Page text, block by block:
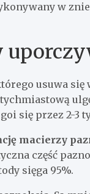
w
usuwa się
się przez 2-3
macierzy
część
sięga 95%.